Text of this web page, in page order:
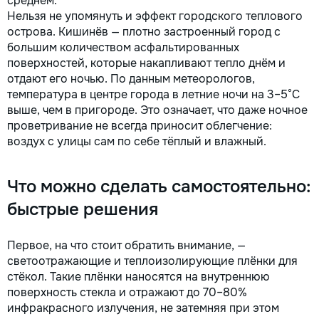
Нельзя не упомянуть и эффект городского теплового
острова. Кишинёв — плотно застроенный город с
большим количеством асфальтированных
поверхностей, которые накапливают тепло днём и
отдают его ночью. По данным метеорологов,
температура в центре города в летние ночи на 3–5°C
выше, чем в пригороде. Это означает, что даже ночное
проветривание не всегда приносит облегчение:
воздух с улицы сам по себе тёплый и влажный.
Что можно сделать самостоятельно:
быстрые решения
Первое, на что стоит обратить внимание, —
светоотражающие и теплоизолирующие плёнки для
стёкол. Такие плёнки наносятся на внутреннюю
поверхность стекла и отражают до 70–80%
инфракрасного излучения, не затемняя при этом